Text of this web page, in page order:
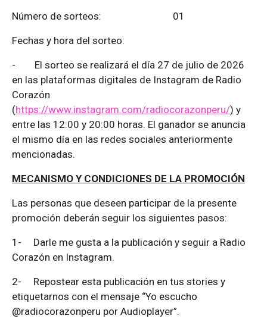
Número de sorteos: 01
Fechas y hora del sorteo:
- El sorteo se realizará el día 27 de julio de 2026
en las plataformas digitales de Instagram de Radio
Corazón
(https://www.instagram.com/radiocorazonperu/) y
entre las 12:00 y 20:00 horas. El ganador se anuncia
el mismo día en las redes sociales anteriormente
mencionadas.
MECANISMO Y CONDICIONES DE LA PROMOCIÓN
Las personas que deseen participar de la presente
promoción deberán seguir los siguientes pasos:
1- Darle me gusta a la publicación y seguir a Radio
Corazón en Instagram.
2- Repostear esta publicación en tus stories y
etiquetarnos con el mensaje “Yo escucho
@radiocorazonperu por Audioplayer”.